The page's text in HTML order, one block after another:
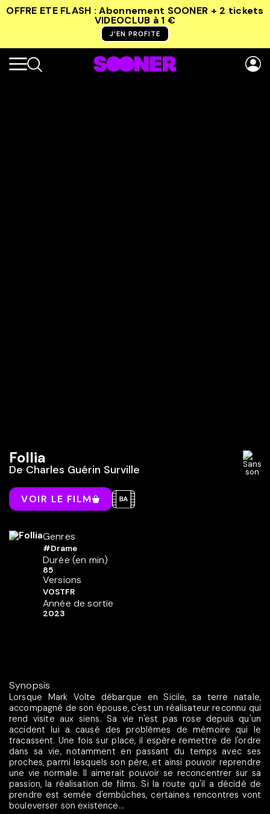
OFFRE ETE FLASH : Abonnement SOONER + 2 tickets
VIDEOCLUB à 1 €
J’EN PROFITE
Follia
De Charles Guérin Surville
VOIR LE FILM
Genres
#Drame
Durée (en min)
85
Versions
VOSTFR
Année de sortie
2023
Synopsis
Lorsque Mark Volte débarque en Sicile, sa terre natale,
accompagné de son épouse, c'est un réalisateur reconnu qui
rend visite aux siens. Sa vie n'est pas rose depuis qu'un
accident lui a causé des problèmes de mémoire qui le
tracassent. Une fois sur place, il espère remettre de l'ordre
dans sa vie, notamment en passant du temps avec ses
proches, parmi lesquels son père, et ainsi pouvoir reprendre
une vie normale. Il aimerait pouvoir se reconcentrer sur sa
passion, la réalisation de films. Si la route qu'il a décidé de
prendre est semée d'embûches, certaines rencontres vont
bouleverser son existence...